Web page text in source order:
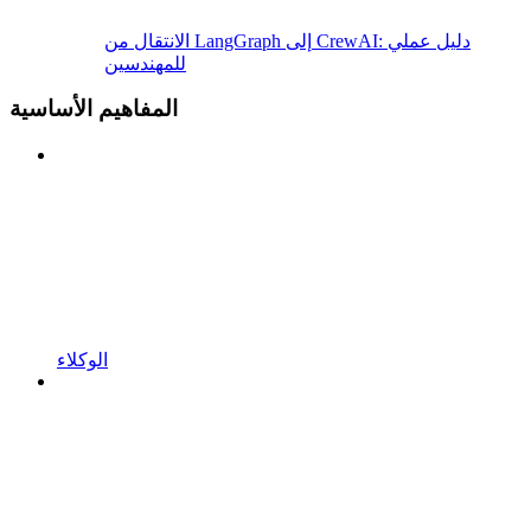
الانتقال من LangGraph إلى CrewAI: دليل عملي
للمهندسين
المفاهيم الأساسية
الوكلاء